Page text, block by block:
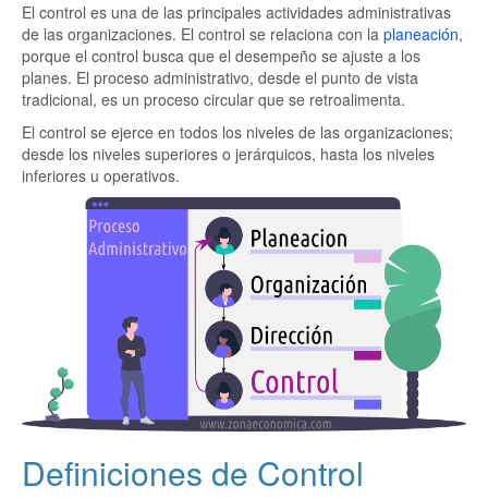
El control es una de las principales actividades administrativas
de las organizaciones. El control se relaciona con la planeación,
porque el control busca que el desempeño se ajuste a los
planes. El proceso administrativo, desde el punto de vista
tradicional, es un proceso circular que se retroalimenta.
El control se ejerce en todos los niveles de las organizaciones;
desde los niveles superiores o jerárquicos, hasta los niveles
inferiores u operativos.
Definiciones de Control